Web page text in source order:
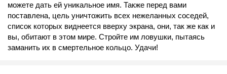
можете дать ей уникальное имя. Также перед вами
поставлена, цель уничтожить всех нежеланных соседей,
список которых виднеется вверху экрана, они, так же как и
вы, обитают в этом мире. Стройте им ловушки, пытаясь
заманить их в смертельное кольцо. Удачи!